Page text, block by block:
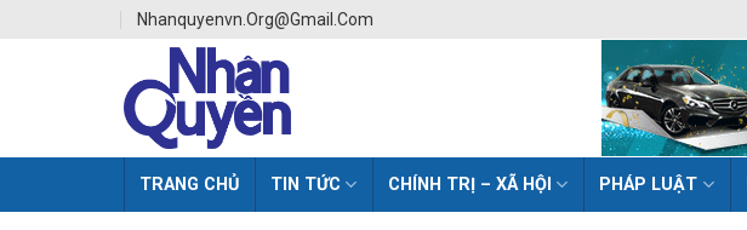
Nhanquyenvn.org@gmail.com
TRANG CHỦ TIN TỨC CHÍNH TRỊ – XÃ HỘI PHÁP LUẬT